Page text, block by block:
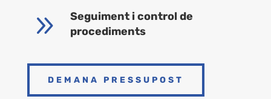
9
Seguiment i control de
procediments
DEMANA PRESSUPOST